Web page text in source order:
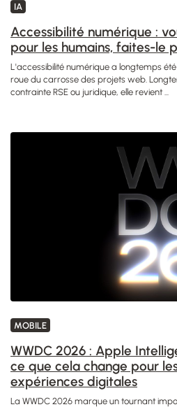
IA
Accessibilité numérique :
pour les humains, faites-le
L'accessibilité numérique a longtemps
roue du carrosse des projets web.
contrainte RSE ou juridique, elle revient ...
MOBILE
WWDC 2026 : Apple
ce que cela change pour
expériences digitales
La WWDC 2026 marque un tournant